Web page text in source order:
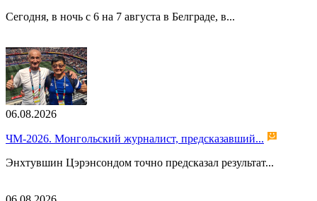
Сегодня, в ночь с 6 на 7 августа в Белграде, в...
06.08.2026
ЧМ-2026. Монгольский журналист, предсказавший...
Энхтувшин Цэрэнсондом точно предсказал результат...